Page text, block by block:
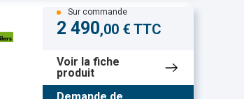
Sur commande
2 490,00 € TTC
Voir la fiche
produit